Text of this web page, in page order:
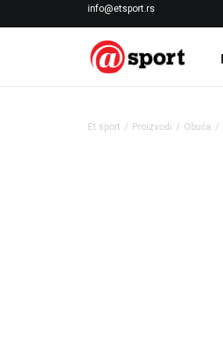
info@etsport.rs
LICENCIRANI CLEARANCE PARTNER
Et sport Proizvodi Obuća